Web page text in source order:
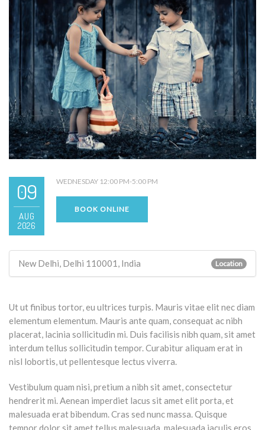
09
AUG
2026
WEDNESDAY 12:00 PM-5:00 PM
BOOK ONLINE
New Delhi, Delhi 110001, India Location
Ut ut finibus tortor, eu ultrices turpis. Mauris vitae elit nec diam
elementum elementum. Mauris ante quam, consequat ac nibh
placerat, lacinia sollicitudin mi. Duis facilisis nibh quam, sit amet
interdum tellus sollicitudin tempor. Curabitur aliquam erat in
nisl lobortis, ut pellentesque lectus viverra.
Vestibulum quam nisi, pretium a nibh sit amet, consectetur
hendrerit mi. Aenean imperdiet lacus sit amet elit porta, et
malesuada erat bibendum. Cras sed nunc massa. Quisque
tempor dolor sit amet tellus malesuada, malesuada iaculis eros